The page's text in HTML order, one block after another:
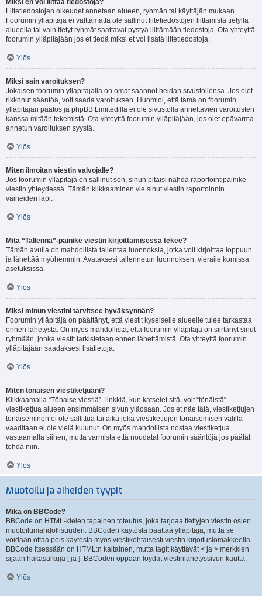
Miksi en voi liittää tiedostoja?
Liitetiedostojen oikeudet annetaan alueen, ryhmän tai käyttäjän mukaan.
Foorumin ylläpitäjä ei välttämättä ole sallinut liitetiedostojen liittämistä tietyllä
alueella tai vain tietyt ryhmät saattavat pystyä liittämään tiedostoja. Ota yhteyttä
foorumin ylläpitäjään jos et tiedä miksi et voi lisätä liitetiedostoja.
Ylös
Miksi sain varoituksen?
Jokaisen foorumin ylläpitäjällä on omat säännöt heidän sivustollensa. Jos olet
rikkonut sääntöä, voit saada varoituksen. Huomioi, että tämä on foorumin
ylläpitäjän päätös ja phpBB Limitedillä ei ole sivustolla annettavien varoitusten
kanssa mitään tekemistä. Ota yhteyttä foorumin ylläpitäjään, jos olet epävarma
annetun varoituksen syystä.
Ylös
Miten ilmoitan viestin valvojalle?
Jos foorumin ylläpitäjä on sallinut sen, sinun pitäisi nähdä raportointipainike
viestin yhteydessä. Tämän klikkaaminen vie sinut viestin raportoinnin
vaiheiden läpi.
Ylös
Mitä “Tallenna”-painike viestin kirjoittamisessa tekee?
Tämän avulla on mahdollista tallentaa luonnoksia, jotka voit kirjoittaa loppuun
ja lähettää myöhemmin. Avataksesi tallennetun luonnoksen, vieraile komissa
asetuksissa.
Ylös
Miksi minun viestini tarvitsee hyväksynnän?
Foorumin ylläpitäjä on päättänyt, että viestit kyseiselle alueelle tulee tarkastaa
ennen lähetystä. On myös mahdollista, että foorumin ylläpitäjä on siirtänyt sinut
ryhmään, jonka viestit tarkistetaan ennen lähettämistä. Ota yhteyttä foorumin
ylläpitäjään saadaksesi lisätietoja.
Ylös
Miten tönäisen viestiketjuani?
Klikkaamalla “Tönaise viestiä” -linkkiä, kun katselet sitä, voit “tönäistä”
viestiketjua alueen ensimmäisen sivun yläosaan. Jos et näe tätä, viestiketjujen
tönäiseminen ei ole sallittua tai aika joka viestiketjujen tönäisemisen välillä
vaaditaan ei ole vielä kulunut. On myös mahdollista nostaa viestiketjua
vastaamalla siihen, mutta varmista että noudatat foorumin sääntöjä jos päätät
tehdä niin.
Ylös
Muotoilu ja aiheiden tyypit
Mikä on BBCode?
BBCode on HTML-kielen tapainen toteutus, joka tarjoaa tiettyjen viestin osien
muotoilumahdollisuuden. BBCoden käytöstä päättää ylläpitäjä, mutta se
voidaan ottaa pois käytöstä myös viestikohtaisesti viestin kirjoituslomakkeella.
BBCode itsessään on HTML:n kaltainen, mutta tagit käyttävät < ja > merkkien
sijaan hakasulkuja [ ja ]. BBCoden oppaan löydät viestinlähetyssivun kautta.
Ylös